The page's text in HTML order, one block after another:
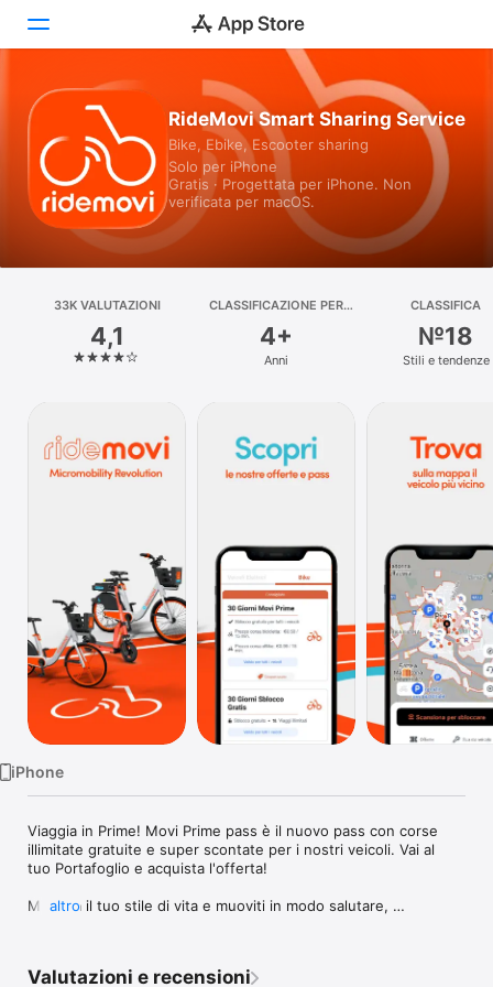
Oggi
Giochi
App
Arcade
Piattaforma
iPhone
Mac
Watch
RideMovi Smart Sharing Service
Bike, Ebike, Escooter sharing
Solo per iPhone
Gratis · Progettata per iPhone. Non
verificata per macOS.
33K VALUTAZIONI
4,1
CLASSIFICAZIONE PER
4+
Anni
CLASSIFICA
№18
Stili e tendenze
iPhone
Viaggia in Prime! Movi Prime pass è il nuovo pass con corse
illimitate gratuite e super scontate per i nostri veicoli. Vai al
tuo Portafoglio e acquista l'offerta!
Migliora il tuo stile di vita e muoviti in modo salutare,
scooter è a tua disposizione per arrivare subito a
altro
Valutazioni e recensioni